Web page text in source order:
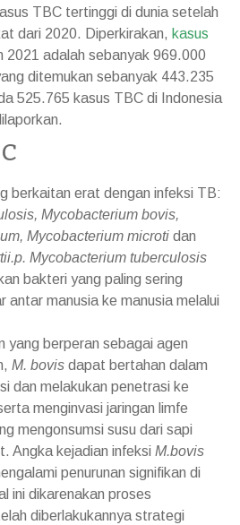
TBC tertinggi di dunia setelah
dari 2020. Diperkirakan, kasus
2021 adalah sebanyak 969.000
ditemukan sebanyak 443.235
525.765 kasus TBC di Indonesia
berkaitan erat dengan infeksi TB:
Mycobacterium bovis,
Mycobacterium microti dan
Mycobacterium tuberculosis
bakteri yang paling sering
antar manusia ke manusia melalui
yang berperan sebagai agen
M. bovis dapat bertahan dalam
dan melakukan penetrasi ke
menginvasi jaringan limfe
mengonsumsi susu dari sapi
Angka kejadian infeksi M.bovis
penurunan signifikan di
ini dikarenakan proses
diberlakukannya strategi